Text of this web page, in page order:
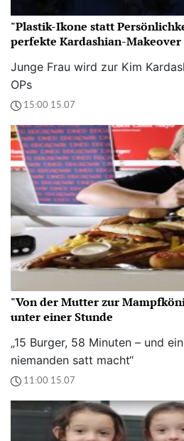
"Plastik-Ikone statt
perfekte Kardashian-Makeover
Junge Frau wird zur Kim
OPs
15:00 15.07
"Von der Mutter zur
unter einer Stunde
„15 Burger, 58 Minuten – und
niemanden satt macht“
11:00 15.07